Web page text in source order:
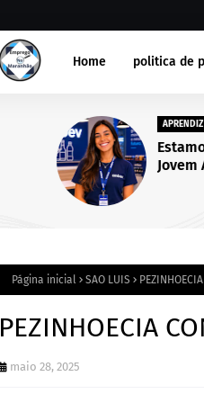
Home politica de
APRENDIZ PROCESSO
Estamos em
Jovem
abertas até 25
2026.
Página inicial SAO LUIS
PEZINHOECIA
maio 28, 2025